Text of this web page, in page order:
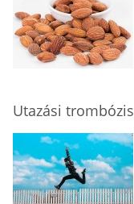
Utazási trombózis